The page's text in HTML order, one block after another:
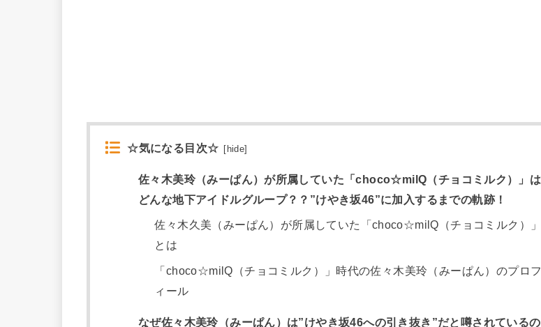
☆気になる目次☆ hide
佐々木美玲（みーぱん）が所属していた「choco☆milQ（チョコミルク）」は
どんな地下アイドルグループ？？”けやき坂46”に加入するまでの軌跡！
佐々木久美（みーぱん）が所属していた「choco☆milQ（チョコミルク）」
とは
「choco☆milQ（チョコミルク）」時代の佐々木美玲（みーぱん）のプロフ
ィール
なぜ佐々木美玲（みーぱん）は”けやき坂46への引き抜き”だと噂されているの